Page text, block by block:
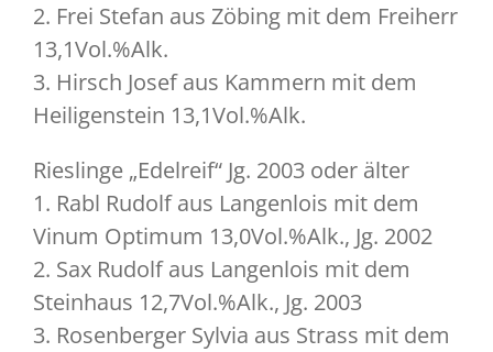
2. Frei Stefan aus Zöbing mit dem Freiherr
13,1Vol.%Alk.
3. Hirsch Josef aus Kammern mit dem
Heiligenstein 13,1Vol.%Alk.
Rieslinge „Edelreif“ Jg. 2003 oder älter
1. Rabl Rudolf aus Langenlois mit dem
Vinum Optimum 13,0Vol.%Alk., Jg. 2002
2. Sax Rudolf aus Langenlois mit dem
Steinhaus 12,7Vol.%Alk., Jg. 2003
3. Rosenberger Sylvia aus Strass mit dem